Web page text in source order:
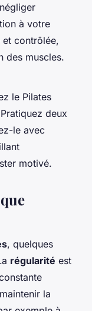
à votre
contrôlée,
des muscles.
le Pilates
deux
le avec
motivé.
, quelques
régularité est
la